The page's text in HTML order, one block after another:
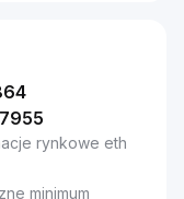
rynkowe eth
minimum